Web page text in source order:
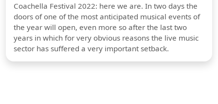
Coachella Festival 2022: here we are. In two days the
doors of one of the most anticipated musical events of
the year will open, even more so after the last two
years in which for very obvious reasons the live music
sector has suffered a very important setback.